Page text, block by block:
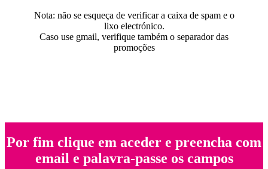
Nota: não se esqueça de verificar a caixa de spam e o
lixo electrónico.
Caso use gmail, verifique também o separador das
promoções
Por fim clique em aceder e preencha com
email e palavra-passe os campos